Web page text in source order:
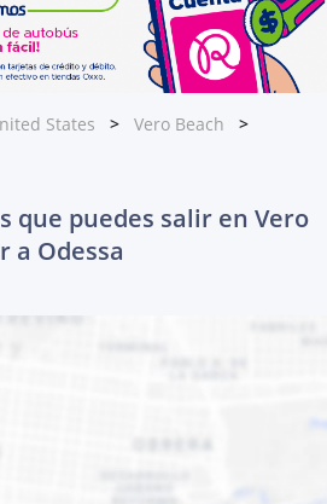
States
Vero Beach
que puedes salir en Vero
a Odessa